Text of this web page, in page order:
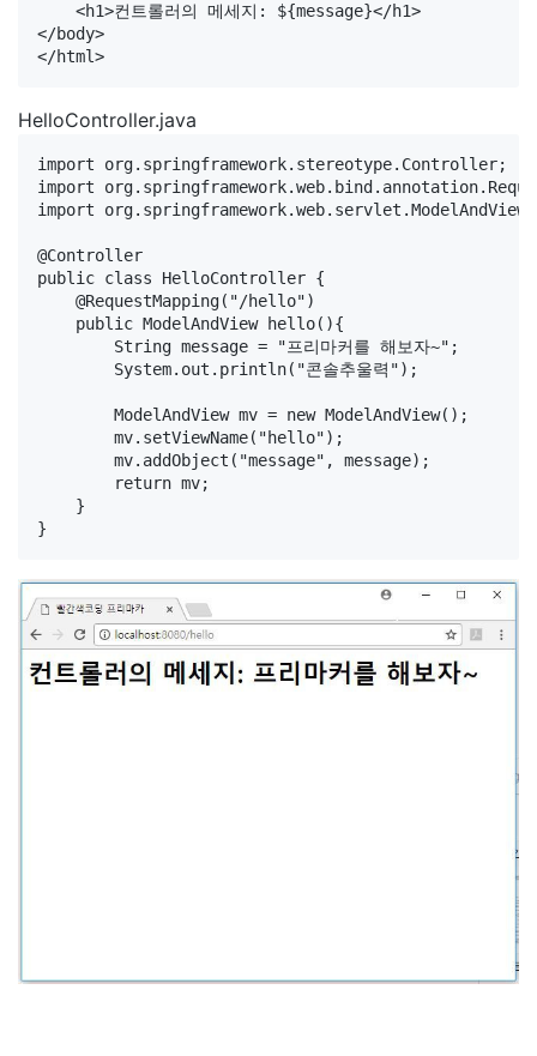
    <h1>컨트롤러의 메세지: ${message}</h1>
</body>
HelloController.java
import org.springframework.stereotype.Controller;
import
import org.springframework.web.servlet.ModelAndView;
@Controller
public class HelloController {
    @RequestMapping("/hello")
    public ModelAndView hello(){
        String message = "프리마커를 해보자~";
        System.out.println("콘솔추울력");
        ModelAndView mv = new ModelAndView();
        mv.setViewName("hello");
        mv.addObject("message", message);
        return mv;
    }